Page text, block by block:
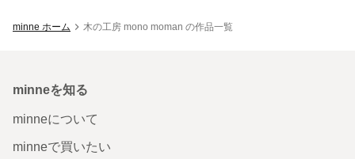
minne ホーム 木の工房 mono moman の作品一覧
minneを知る
minneについて
minneで買いたい